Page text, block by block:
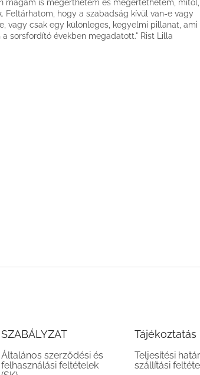
magam is megérthetem és megértethetem, mitől,
Feltárhatom, hogy a szabadság kívül van-e vagy
vagy csak egy különleges, kegyelmi pillanat, ami
sorsfordító években megadatott." Rist Lilla
SZABÁLYZAT
Általános szerződési és
felhasználási feltételek
Tájékoztatás
Teljesítési
szállítási